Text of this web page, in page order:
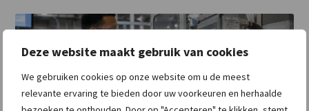
Deze website maakt gebruik van cookies
We gebruiken cookies op onze website om u de meest
relevante ervaring te bieden door uw voorkeuren en herhaalde